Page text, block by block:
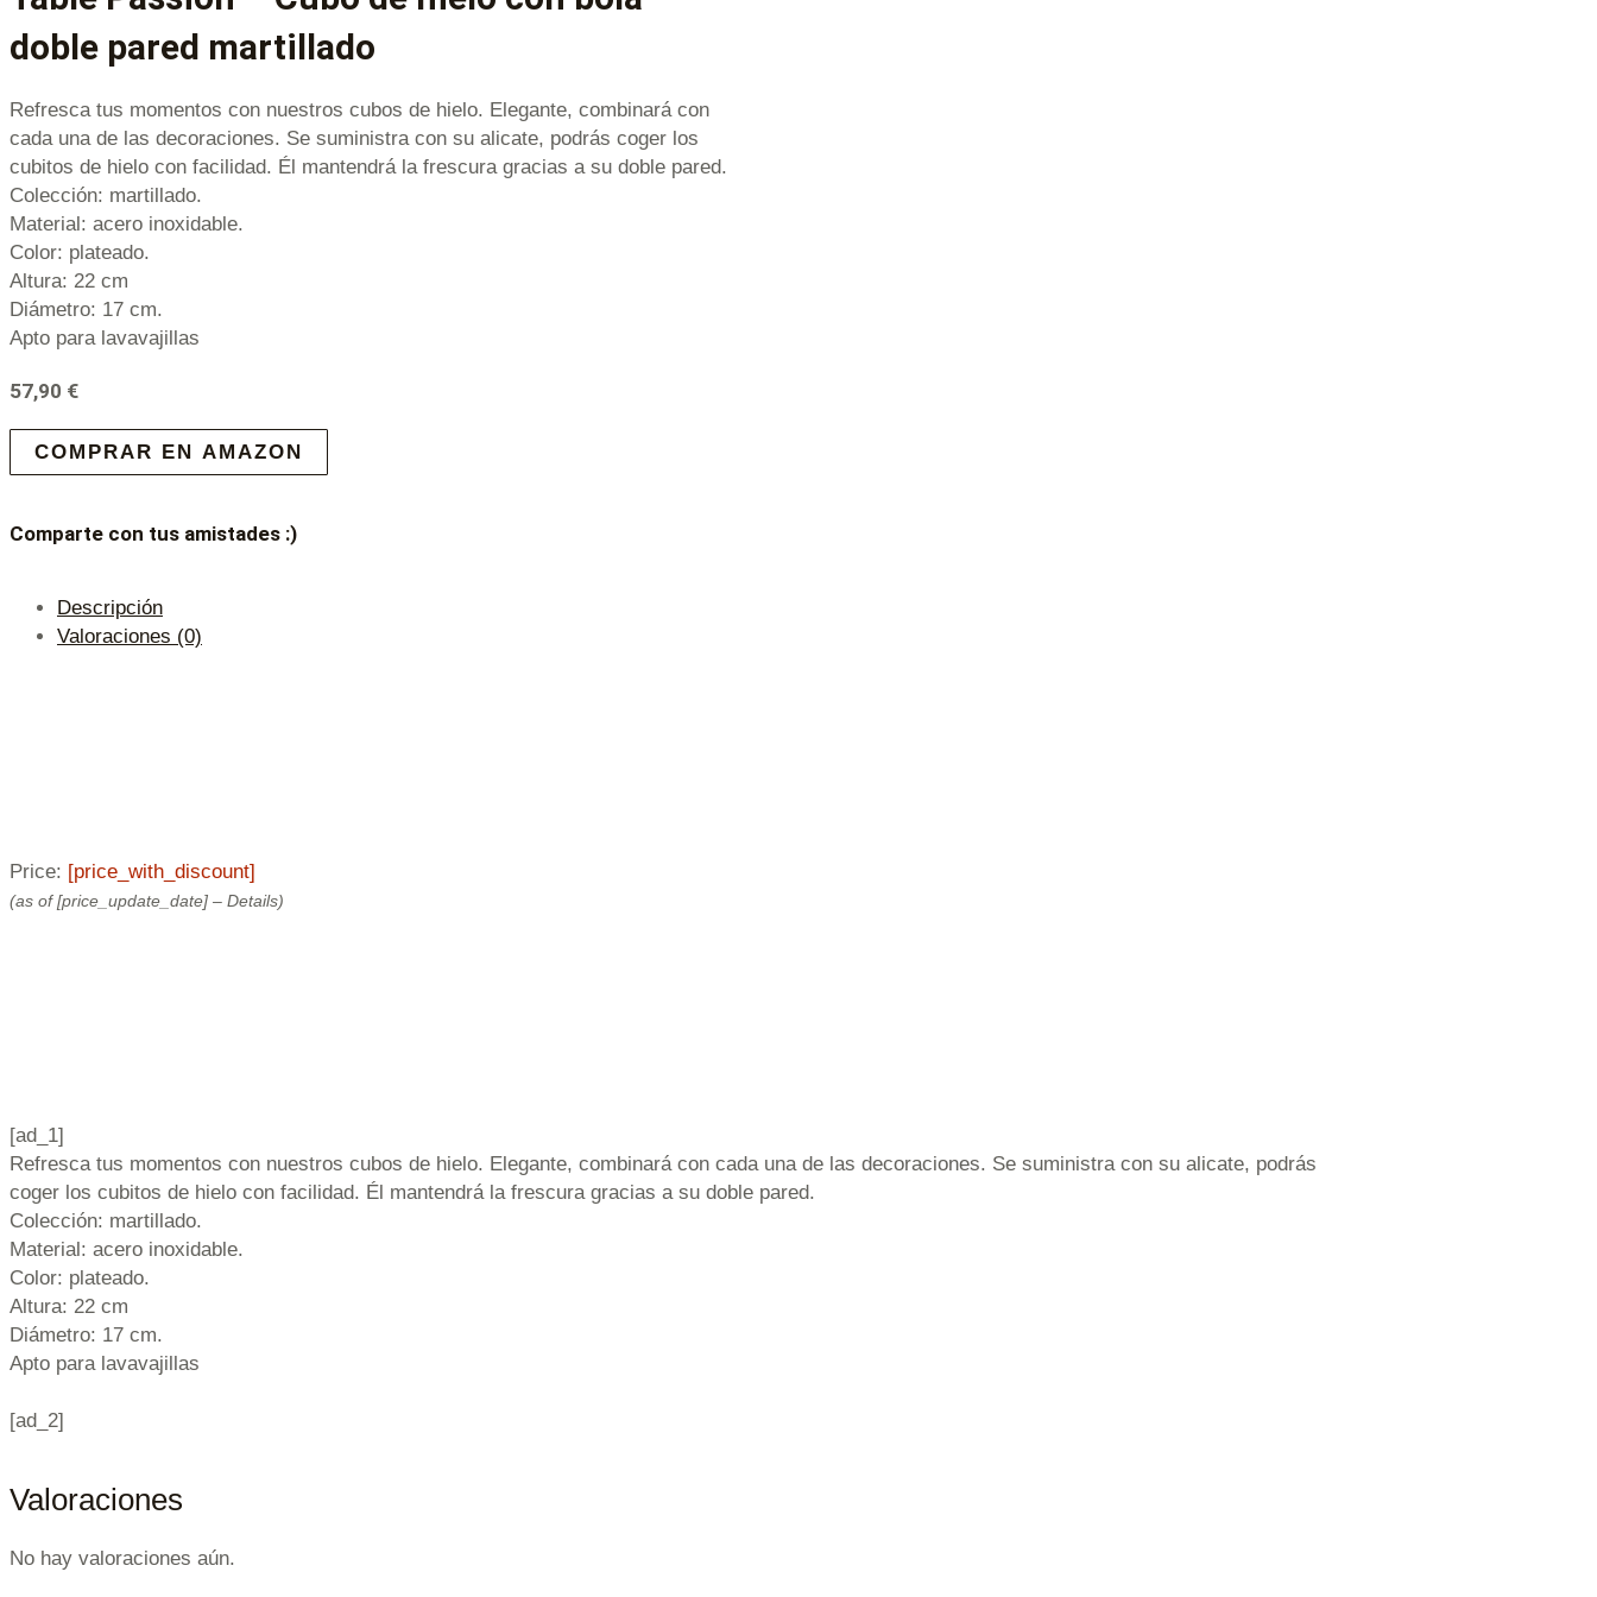
doble pared martillado
Refresca tus momentos con nuestros cubos de hielo. Elegante, combinará con
cada una de las decoraciones. Se suministra con su alicate, podrás coger los
cubitos de hielo con facilidad. Él mantendrá la frescura gracias a su doble pared.
Colección: martillado.
Material: acero inoxidable.
Color: plateado.
Altura: 22 cm
Diámetro: 17 cm.
Apto para lavavajillas
57,90 €
COMPRAR EN AMAZON
Comparte con tus amistades :)
Descripción
Valoraciones (0)
Price: [price_with_discount]
(as of [price_update_date] – Details)
[ad_1]
Refresca tus momentos con nuestros cubos de hielo. Elegante, combinará con cada una de las decoraciones. Se suministra con su alicate, podrás
coger los cubitos de hielo con facilidad. Él mantendrá la frescura gracias a su doble pared.
Colección: martillado.
Material: acero inoxidable.
Color: plateado.
Altura: 22 cm
Diámetro: 17 cm.
Apto para lavavajillas
[ad_2]
Valoraciones
No hay valoraciones aún.